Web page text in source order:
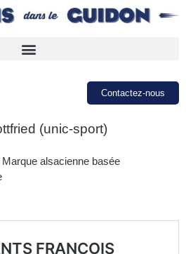
Contactez-nous
(unic-sport)
alsacienne basée